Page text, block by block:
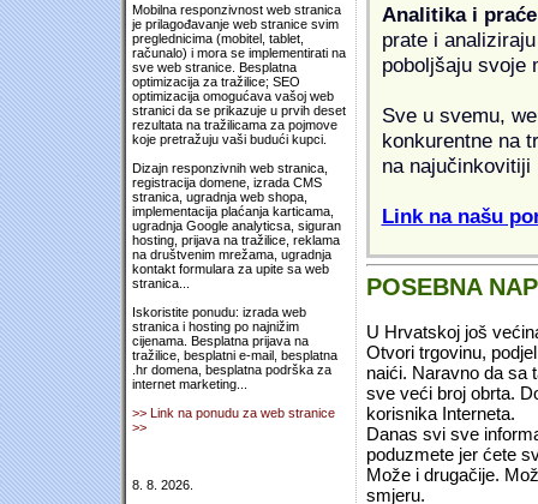
Mobilna responzivnost web stranica
je prilagođavanje web stranice svim
preglednicima (mobitel, tablet,
računalo) i mora se implementirati na
sve web stranice. Besplatna
optimizacija za tražilice; SEO
optimizacija omogućava vašoj web
stranici da se prikazuje u prvih deset
rezultata na tražilicama za pojmove
koje pretražuju vaši budući kupci.
Dizajn responzivnih web stranica,
registracija domene, izrada CMS
stranica, ugradnja web shopa,
implementacija plaćanja karticama,
ugradnja Google analyticsa, siguran
hosting, prijava na tražilice, reklama
na društvenim mrežama, ugradnja
kontakt formulara za upite sa web
stranica...
Iskoristite ponudu: izrada web
stranica i hosting po najnižim
cijenama. Besplatna prijava na
tražilice, besplatni e-mail, besplatna
.hr domena, besplatna podrška za
internet marketing...
>> Link na ponudu za web stranice
>>
8. 8. 2026.
Analitika i
prate i
poboljšaju svoje
Sve u svemu,
konkurentne na
na najučinkovitiji
Link na našu
POSEBNA
U Hrvatskoj još
Otvori trgovinu,
naići. Naravno da sa
sve veći broj obrta.
korisnika Interneta.
Danas svi sve
poduzmete jer ćete
Može i drugačije.
smjeru.